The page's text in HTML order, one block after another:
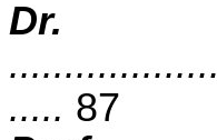
Dr.
..... 87